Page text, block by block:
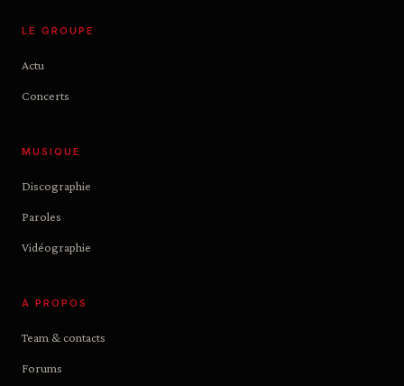
LE GROUPE
Actu
Concerts
MUSIQUE
Discographie
Paroles
Vidéographie
À PROPOS
Team & contacts
Forums